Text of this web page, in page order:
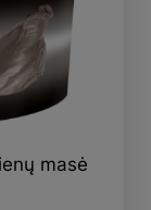
masė